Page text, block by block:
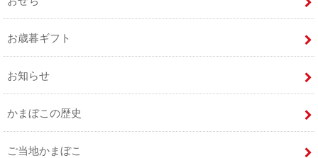
お歳暮ギフト
お知らせ
かまぼこの歴史
ご当地かまぼこ